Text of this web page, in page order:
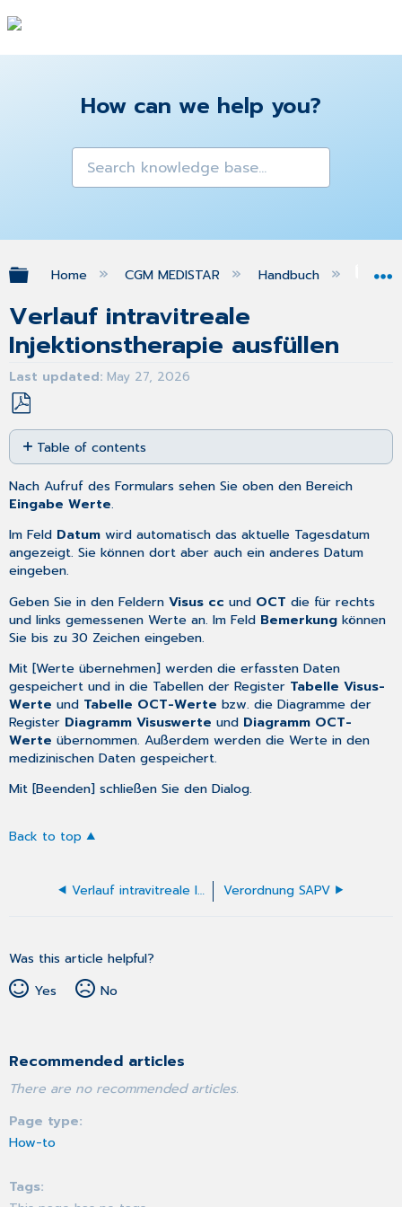
How can we help you?
Expand/collapse global hierarchy
Home CGM MEDISTAR Handbuch
Verlauf intravitreale
Injektionstherapie ausfüllen
Last updated May 27, 2026
Save
as
PDF
Table of contents
No
headers
Nach Aufruf des Formulars sehen Sie oben den Bereich
Eingabe Werte.
Im Feld Datum wird automatisch das aktuelle Tagesdatum
angezeigt. Sie können dort aber auch ein anderesDatum
eingeben.
Geben Sie in den FeldernVisus cc und OCT die für rechts
und links gemessenen Werte an. Im Feld Bemerkung können
Sie bis zu 30 Zeichen eingeben.
Mit [Werte übernehmen] werden die erfassten Daten
gespeichert und in die Tabellen der Register Tabelle Visus-
Werte und Tabelle OCT-Werte bzw. die Diagramme der
Register Diagramm Visuswerte und Diagramm OCT-
Werte übernommen. Außerdem werden die Werte in den
medizinischen Daten gespeichert.
Mit [Beenden] schließen Sie den Dialog.
Back to top
Verlauf intravitreale Injektionstherapie Verordnung SAPV
Was this article helpful?
Yes
No
Recommended articles
There are no recommended articles.
Page type
How-to
Tags